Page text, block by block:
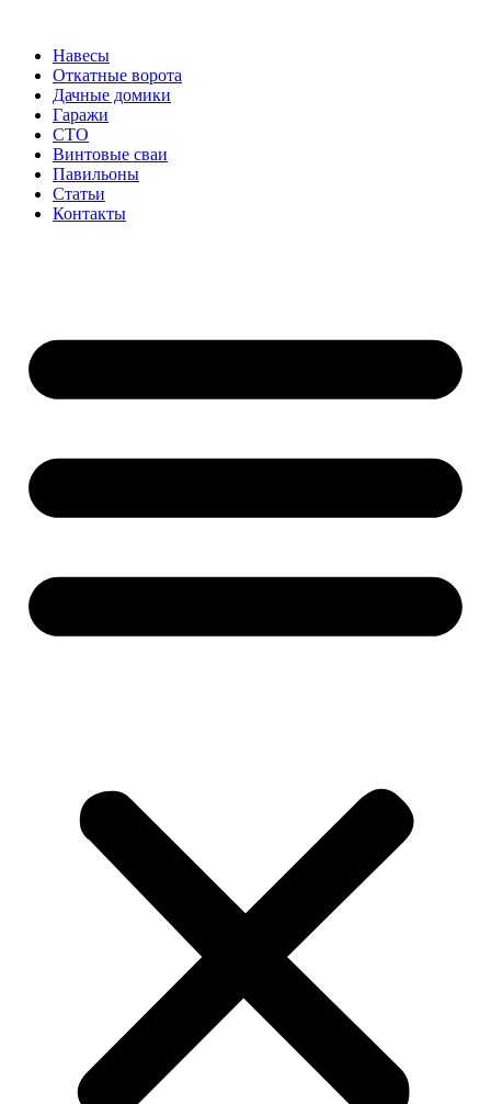
содержимому
Навесы
Откатные ворота
Дачные домики
Гаражи
СТО
Винтовые сваи
Павильоны
Статьи
Контакты